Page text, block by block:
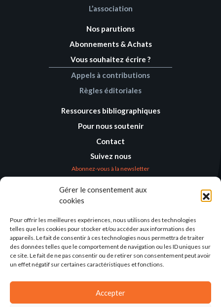
Gérer le consentement aux
cookies
Pour offrir les meilleures expériences, nous utilisons des technologies
telles que les cookies pour stocker et/ou accéder aux informations des
appareils. Le fait de consentir à ces technologies nous permettra de traiter
des données telles que le comportement de navigation ou les ID uniques sur
ce site. Le fait de ne pas consentir ou de retirer son consentement peut avoir
un effet négatif sur certaines caractéristiques et fonctions.
Accepter
L’association
Nos parutions
Abonnements & Achats
Vous souhaitez écrire ?
Appels à contributions
Règles éditoriales
Ressources bibliographiques
Pour nous soutenir
Contact
Suivez nous
Abonnez-vous à la newsletter
Humanitaires –
Humanitarian
Alternatives
138 avenue des Frères
Lumière – CS 88379